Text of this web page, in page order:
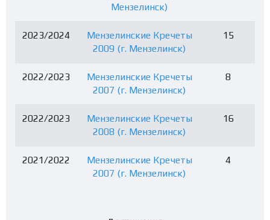
Мензелинск)
2023/2024
Мензелинские Кречеты
2009 (г. Мензелинск)
15
2022/2023
Мензелинские Кречеты
2007 (г. Мензелинск)
8
2022/2023
Мензелинские Кречеты
2008 (г. Мензелинск)
16
2021/2022
Мензелинские Кречеты
2007 (г. Мензелинск)
4